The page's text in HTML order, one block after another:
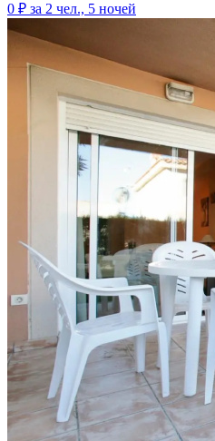
0 ₽ за 2 чел., 5 ночей